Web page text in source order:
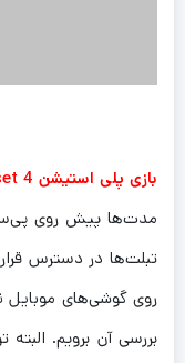
بازی پلی استیشن 4 The Elder Scrolls Online Summerset
مدت‌ها پیش روی
تبلت‌ها در دسترس
روی گوشی‌های موبایل
بررسی آن برویم.